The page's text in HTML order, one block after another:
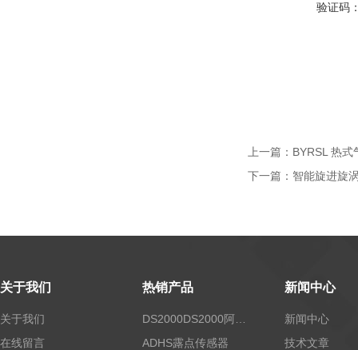
验证码
上一篇： BYRSL 热式
下一篇： 智能旋进旋
关于我们
关于我们
在线留言
热销产品
ADHS露点传感器
新闻中心
新闻中心
技术文章